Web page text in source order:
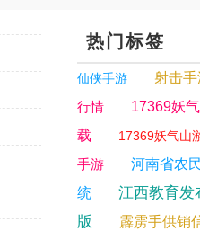
热门标签
仙侠手游 射击手
行情
17369妖
载
17369妖气山
手游
河南省农
统
江西教育发
版
霹雳手供销